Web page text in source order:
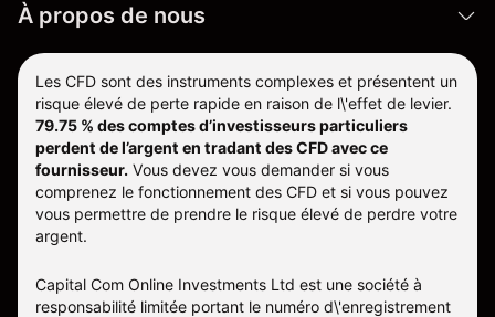
À propos de nous
Les CFD sont des instruments complexes et présentent un
risque élevé de perte rapide en raison de l\'effet de levier.
79.75 % des comptes d’investisseurs particuliers
perdent de l’argent en tradant des CFD avec ce
fournisseur. Vous devez vous demander si vous
comprenez le fonctionnement des CFD et si vous pouvez
vous permettre de prendre le risque élevé de perdre votre
argent.
Capital Com Online Investments Ltd est une société à
responsabilité limitée portant le numéro d\'enregistrement